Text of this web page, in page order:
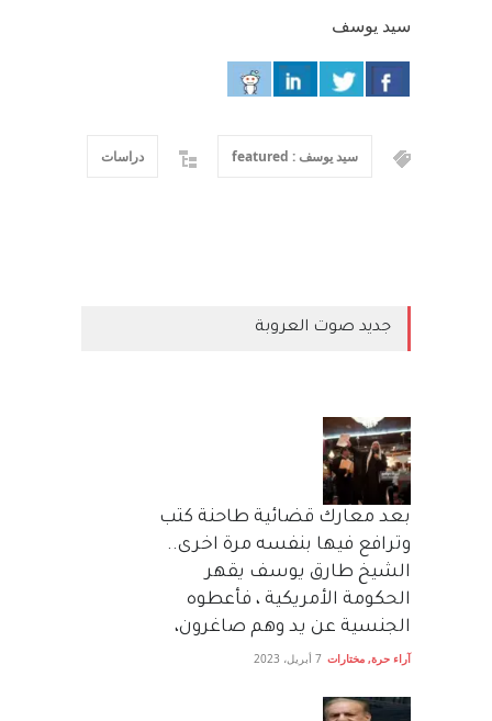
سيد يوسف
سيد يوسف : featured دراسات
جديد صوت العروبة
بعد معارك قضائية طاحنة كتب
وترافع فيها بنفسه مرة اخرى..
الشيخ طارق يوسف يقهر
الحكومة الأمريكية ، فأعطوه
الجنسية عن يد وهم صاغرون،
آراء حرة, مختارات 7 أبريل، 2023